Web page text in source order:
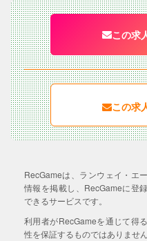
この求
この求
RecGameは、ランウェイ・エ
情報を掲載し、RecGameに登
できるサービスです。
利用者がRecGameを通じて得
性を保証するものではありません